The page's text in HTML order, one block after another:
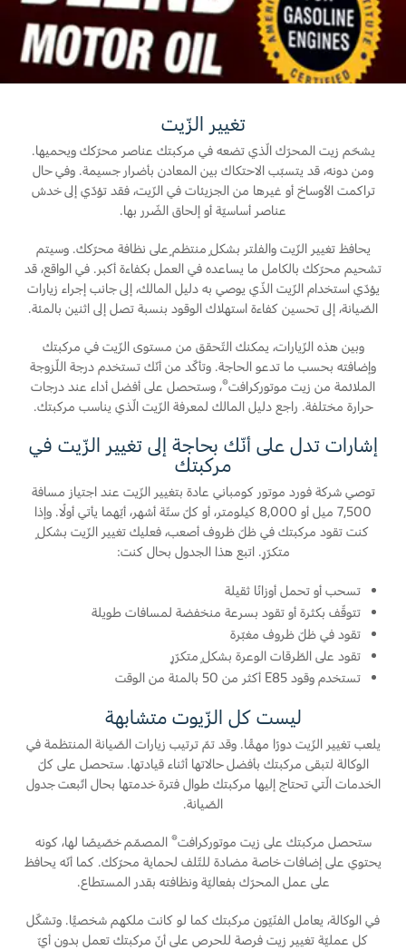
البحرين
العراق
الكويت
لبنان
عمان
قطر
‫المملكة
العربية
السعودية‬
الامارات
العربية
المتحدة
اليمن
طلب سعر
البحث عن الوكيل
إضافات
فورد بروتكت
خطة الخدمات الممتدة
إصلاح أضرار الحوادث
القسائم والخصومات الخاصة بالصيانة
خدمات فورد
خدمة الفرامل
خدمة البطارية
تغيير زيت
الضمان والتأمين
Ford Protect لمحة عامة عن
باقة الخدمة
باقة العناية الفائقة
تقنية 4 SYNC
أجزاء
قطع غيار فورد الأصلية
موتوركرافت
قطع مقلدة
اتصل بنا
اتصل بنا
الأسئلة الشائعة
تغيير الزّيت
يشحّم زيت المحرّك الّذي تضعه في مركبتك عناصر محرّكك ويحميها.
ومن دونه، قد يتسبّب الاحتكاك بين المعادن بأضرار جسيمة. وفي حال
تراكمت الأوساخ أو غيرها من الجزيئات في الزّيت، فقد تؤدّي إلى خدش
عناصر أساسيّة أو إلحاق الضّرر بها.
يحافظ تغيير الزّيت والفلتر بشكلٍ منتظمٍ على نظافة محرّكك. وسيتم
تشحيم محرّكك بالكامل ما يساعده في العمل بكفاءة أكبر. في الواقع، قد
يؤدّي استخدام الزّيت الذّي يوصي به دليل المالك، إلى جانب إجراء زيارات
الصّيانة، إلى تحسين كفاءة استهلاك الوقود بنسبة تصل إلى اثنين بالمئة.
وبين هذه الزّيارات، يمكنك التّحقق من مستوى الزّيت في مركبتك
وإضافته بحسب ما تدعو الحاجة. وتأكّد من أنّك تستخدم درجة اللّزوجة
الملائمة من زيت موتوركرافت®، وستحصل على أفضل أداء عند درجات
حرارة مختلفة. راجع دليل المالك لمعرفة الزّيت الّذي يناسب مركبتك.
إشارات تدل على أنّك بحاجة إلى تغيير الزّيت في
مركبتك
توصي شركة فورد موتور كومباني عادة بتغيير الزّيت عند اجتياز مسافة
7,500 ميل أو 8,000 كيلومتر، أو كلّ ستّة أشهر، أيّهما يأتي أولًا. وإذا
كنت تقود مركبتك في ظلّ ظروف أصعب، فعليك تغيير الزّيت بشكلٍ
متكرّرٍ. اتبع هذا الجدول بحال كنت:
تسحب أو تحمل أوزانًا ثقيلة
تتوقّف بكثرة أو تقود بسرعة منخفضة لمسافات طويلة
تقود في ظلّ ظروف مغبّرة
تقود على الطّرقات الوعرة بشكلٍ متكرّرٍ
تستخدم وقود E85 أكثر من 50 بالمئة من الوقت
ليست كل الزّيوت متشابهة
يلعب تغيير الزّيت دورًا مهمًّا. وقد تمّ ترتيب زيارات الصّيانة المنتظمة في
الوكالة لتبقى مركبتك بأفضل حالاتها أثناء قيادتها. ستحصل على كلّ
الخدمات الّتي تحتاج إليها مركبتك طوال فترة خدمتها بحال اتّبعت جدول
الصّيانة.
ستحصل مركبتك على زيت موتوركرافت® المصمّم خصّيصًا لها، كونه
يحتوي على إضافات خاصة مضادة للتّلف لحماية محرّكك. كما أنّه يحافظ
على عمل المحرّك بفعاليّة ونظافته بقدر المستطاع.
في الوكالة، يعامل الفنّيّون مركبتك كما لو كانت ملكهم شخصيًّا. وتشكّل
كل عمليّة تغيير زيت فرصة للحرص على أنّ مركبتك تعمل بدون أيّ